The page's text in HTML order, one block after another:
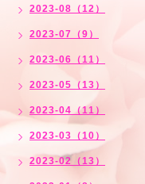
2023-08（12）
2023-07（9）
2023-06（11）
2023-05（13）
2023-04（11）
2023-03（10）
2023-02（13）